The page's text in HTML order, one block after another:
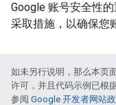
Google 账号安全性
采取措施，以确保您
如未另行说明，那么本页
许可，并且代码示例已根
参阅 Google 开发者网站